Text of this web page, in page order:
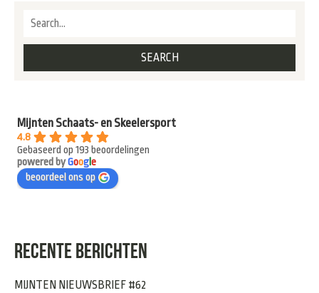
Mijnten Schaats- en Skeelersport
4.8
Gebaseerd op 193 beoordelingen
powered byGooge
beoordeel ons op
RECENTE BERICHTEN
MIJNTEN NIEUWSBRIEF #62